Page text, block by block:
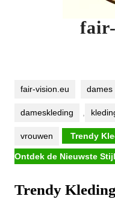
fair-vision.eu dames
dameskleding
vrouwen Trendy
Ontdek de Nieuwste
Trendy